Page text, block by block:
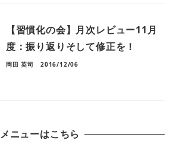
【習慣化の会】月次レビュー11月
度：振り返りそして修正を！
岡田 英司 2016/12/06
メニューはこちら